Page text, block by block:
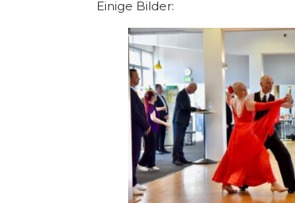
Einige Bilder: